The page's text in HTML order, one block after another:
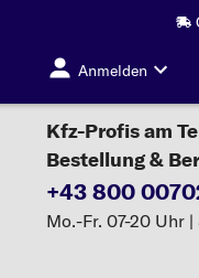
Anmelden
Kfz-Profis am
Bestellung &
+43 800
Mo.-Fr. 07-20 Uhr